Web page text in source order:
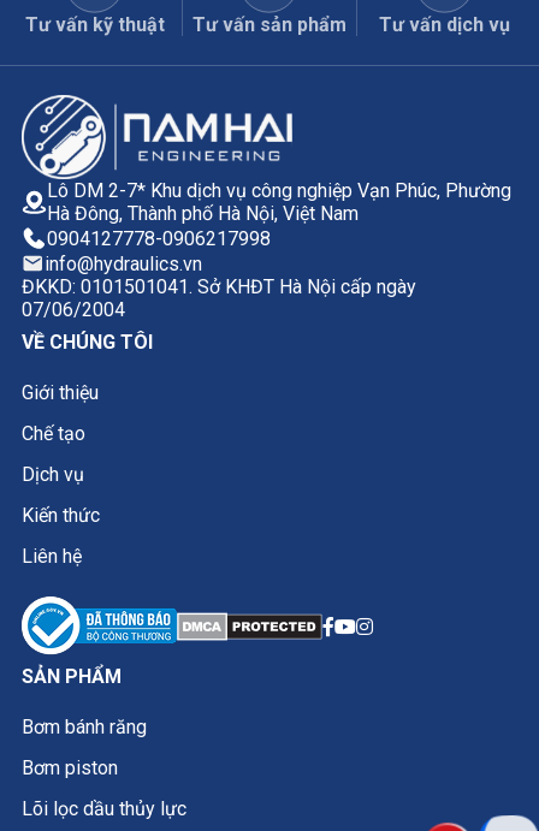
Tư vấn kỹ thuật Tư vấn sản phẩm Tư vấn dịch vụ
Lô DM 2-7* Khu dịch vụ công nghiệp Vạn Phúc, Phường
Hà Đông, Thành phố Hà Nội, Việt Nam
0904127778-0906217998
info@hydraulics.vn
ĐKKD: 0101501041. Sở KHĐT Hà Nội cấp ngày
07/06/2004
VỀ CHÚNG TÔI
Giới thiệu
Chế tạo
Dịch vụ
Kiến thức
Liên hệ
SẢN PHẨM
Bơm bánh răng
Bơm piston
Lõi lọc dầu thủy lực